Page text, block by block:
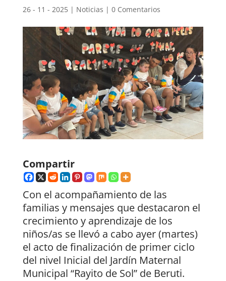
26 - 11 - 2025| Noticias | 0 Comentarios
Compartir
Con el acompañamiento de las
familias y mensajes que destacaron el
crecimiento y aprendizaje de los
niños/as se llevó a cabo ayer (martes)
el acto de finalización de primer ciclo
del nivel Inicial del Jardín Maternal
Municipal “Rayito de Sol” de Beruti.